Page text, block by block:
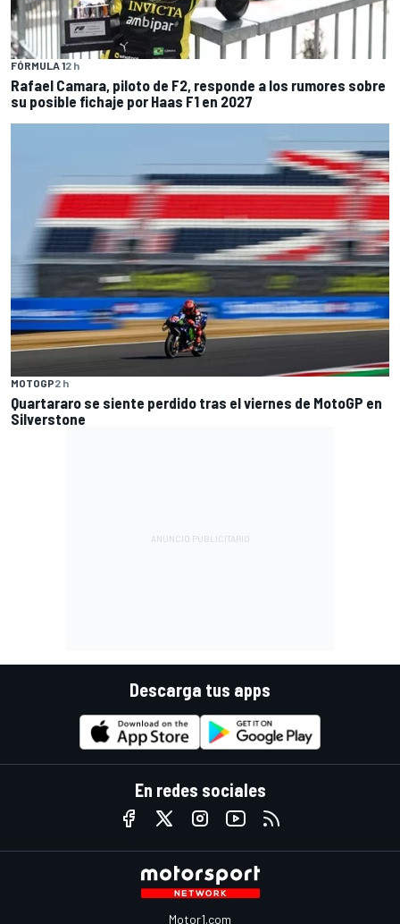
FÓRMULA 12 h
Rafael Camara, piloto de F2, responde a los rumores sobre
su posible fichaje por Haas F1 en 2027
MOTOGP2 h
Quartararo se siente perdido tras el viernes de MotoGP en
Silverstone
Descarga tus apps
En redes sociales
Motor1.com